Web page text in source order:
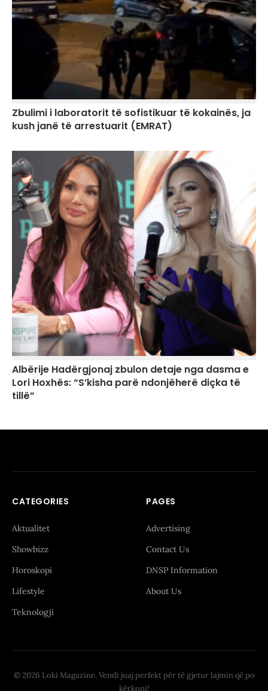
Zbulimi i laboratorit të sofistikuar të kokainës, ja
kush janë të arrestuarit (EMRAT)
Albërije Hadërgjonaj zbulon detaje nga dasma e
Lori Hoxhës: “S’kisha parë ndonjëherë diçka të
tillë”
CATEGORIES
Aktualitet
Showbizz
Horoskopi
Lifestyle
Teknologji
PAGES
Advertising
Contact Us
DNSP Information
About Us
© 2026 Loki Magazine. Vendi juaj perfekt për të gjetur lajmin që po
kërkoni!